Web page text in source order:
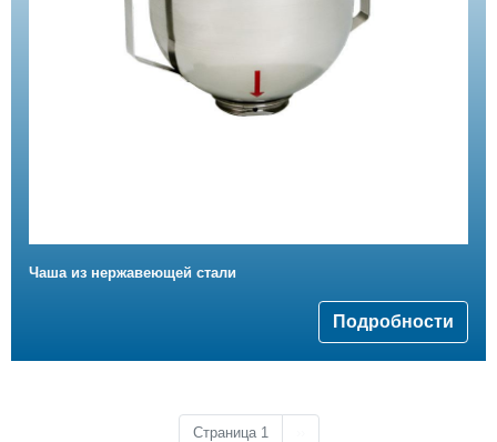
Чаша из нержавеющей стали
Подробности
Страница 1